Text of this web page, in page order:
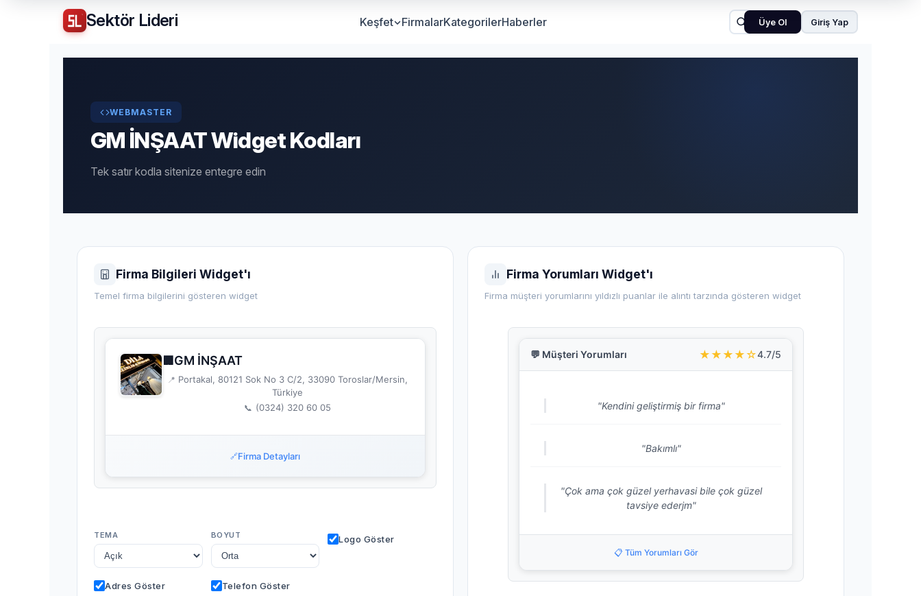
Sektör Lideri Keşfet FirmalarKategorilerHaberler Üye Ol Giriş Yap
WEBMASTER
GM İNŞAAT Widget Kodları
Tek satır kodla sitenize entegre edin
Firma Bilgileri Widget'ı
Temel firma bilgilerini gösteren widget
🏢GM İNŞAAT
📍 Portakal, 80121 Sok No 3 C/2, 33090 Toroslar/Mersin,
Türkiye
📞 (0324) 320 60 05
🔗Firma Detayları
TEMA BOYUT Logo Göster
Adres Göster Telefon Göster
Firma Yorumları Widget'ı
Firma müşteri yorumlarını yıldızlı puanlar ile alıntı tarzında gösteren widget
💬 Müşteri Yorumları ★★★★☆4.7/5
"Kendini geliştirmiş bir firma"
"Bakımlı"
"Çok ama çok güzel yerhavasi bile çok güzel
tavsiye ederjm"
📋 Tüm Yorumları Gör